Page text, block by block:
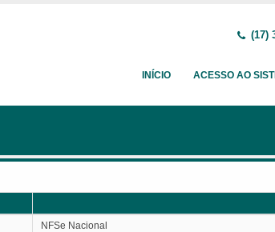
(17)
INÍCIO ACESSO AO
NFSe Nacional